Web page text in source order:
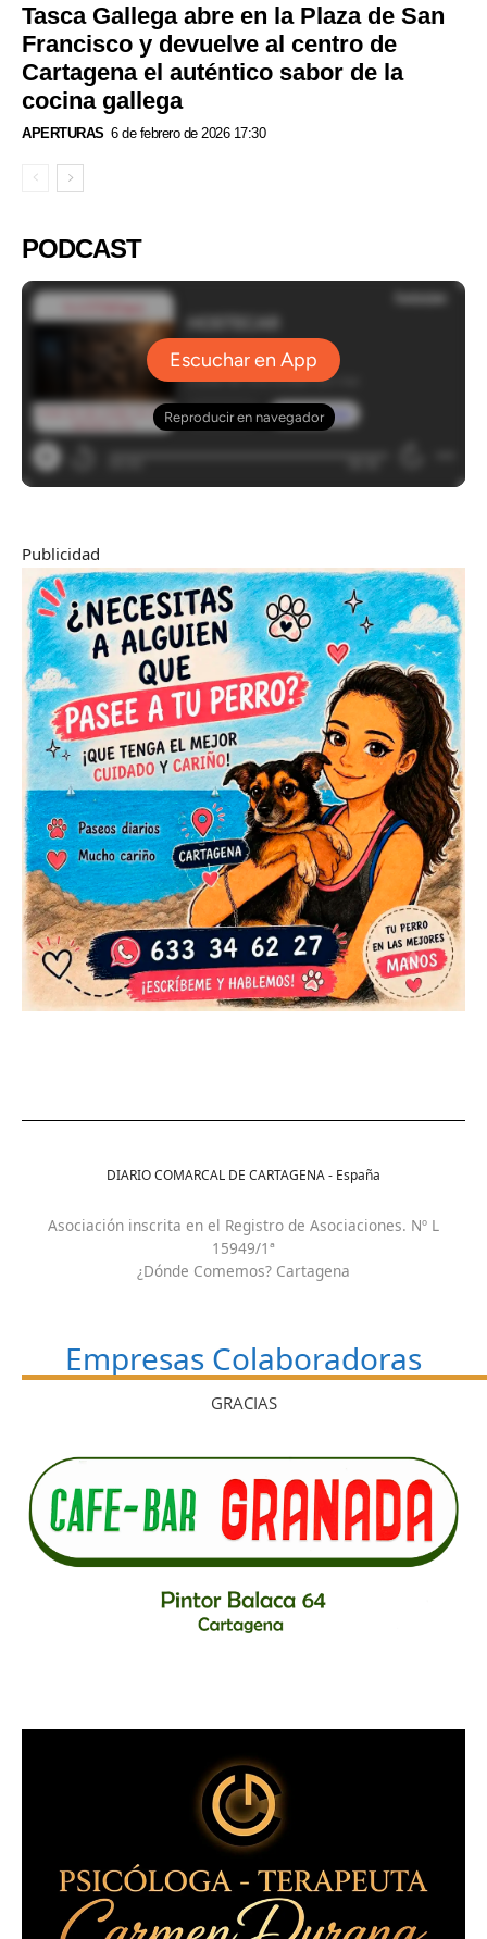
Tasca Gallega abre en la Plaza de San
Francisco y devuelve al centro de
Cartagena el auténtico sabor de la
cocina gallega
APERTURAS 6 de febrero de 2026 17:30
PODCAST
Publicidad
DIARIO COMARCAL DE CARTAGENA - España
Asociación inscrita en el Registro de Asociaciones. Nº L
15949/1ª
¿Dónde Comemos? Cartagena
Empresas Colaboradoras
GRACIAS